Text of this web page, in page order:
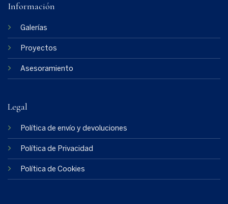
Información
Galerías
Proyectos
Asesoramiento
Legal
Política de envío y devoluciones
Política de Privacidad
Política de Cookies